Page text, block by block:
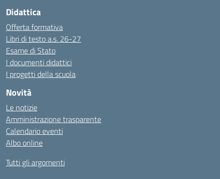
Didattica
Offerta formativa
Libri di testo a.s. 26-27
Esame di Stato
I documenti didattici
I progetti della scuola
Novità
Le notizie
Amministrazione trasparente
Calendario eventi
Albo online
Tutti gli argomenti